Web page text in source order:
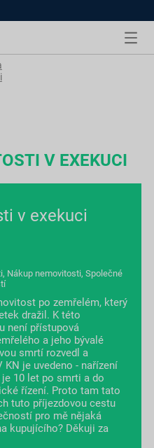
V EXEKUCI
v exekuci
, Nákup nemovitosti, Společné
po zemřelém, který
dražil. K této
není přístupová
a jeho bývalé
smrtí rozvedl a
je uvedeno - nařízení
10 let po smrti a do
řízení. Proto tam tato
tuto příjezdovou cestu
pro mě nějaká
kupujícího? Děkuji za